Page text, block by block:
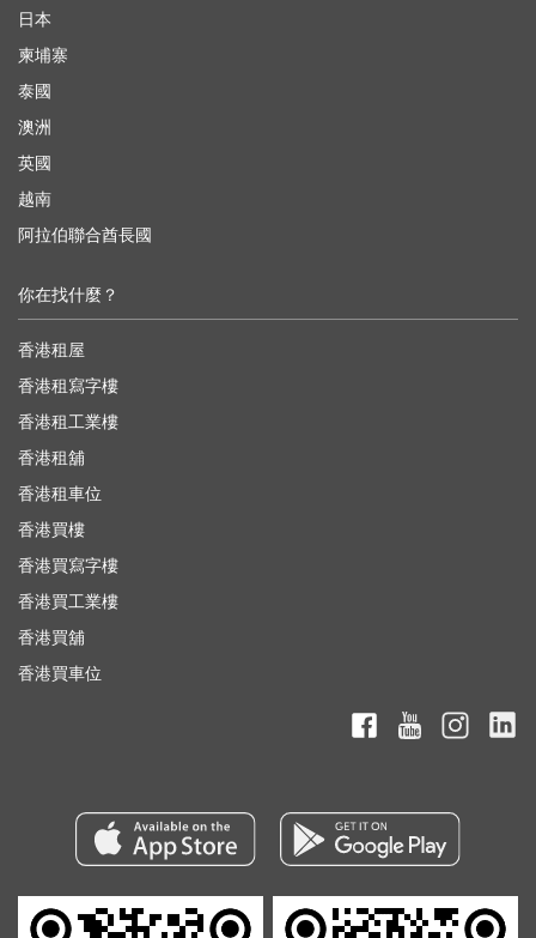
日本
柬埔寨
泰國
澳洲
英國
越南
阿拉伯聯合酋長國
你在找什麼？
香港租屋
香港租寫字樓
香港租工業樓
香港租舖
香港租車位
香港買樓
香港買寫字樓
香港買工業樓
香港買舖
香港買車位